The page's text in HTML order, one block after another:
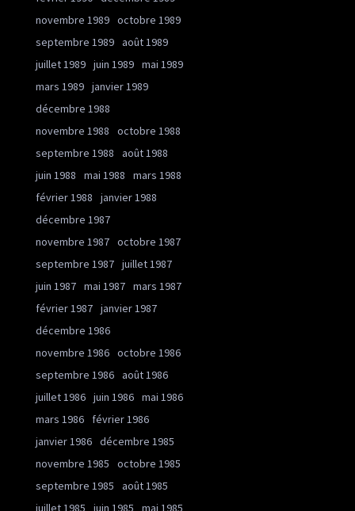
novembre 1989 octobre 1989
septembre 1989 août 1989
juillet 1989 juin 1989 mai 1989
mars 1989 janvier 1989
décembre 1988
novembre 1988
octobre 1988
septembre 1988
août 1988
juin 1988
mai 1988
mars 1988
février 1988
janvier 1988
décembre 1987
novembre 1987 octobre 1987
septembre 1987 juillet 1987
juin 1987 mai 1987 mars 1987
février 1987 janvier 1987
décembre 1986
novembre 1986 octobre 1986
septembre 1986 août 1986
juillet 1986 juin 1986 mai 1986
mars 1986
février 1986
janvier 1986 décembre 1985
novembre 1985
octobre 1985
septembre 1985
août 1985
juillet 1985
juin 1985
mai 1985